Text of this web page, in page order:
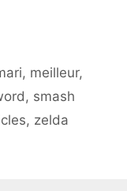
, meilleur,
, smash
, zelda